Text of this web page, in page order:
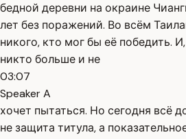
бедной деревни на окраине
лет без поражений. Во всём
никого, кто мог бы её победить.
никто больше и не
03:07
Speaker A
хочет пытаться. Но сегодня всё
не защита титула, а